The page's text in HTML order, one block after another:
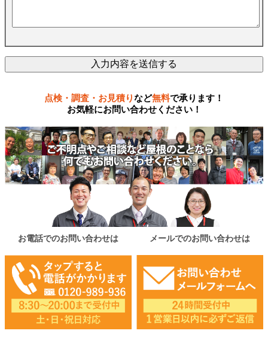
点検・調査・お見積りなど無料で承ります！
お気軽にお問い合わせください！
お電話でのお問い合わせは メールでのお問い合わせは